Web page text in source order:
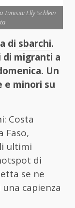
Elly Schlein
di sbarchi.
di migranti a
Un
e minori su
Costa
Faso,
ultimi
di
se ne
capienza